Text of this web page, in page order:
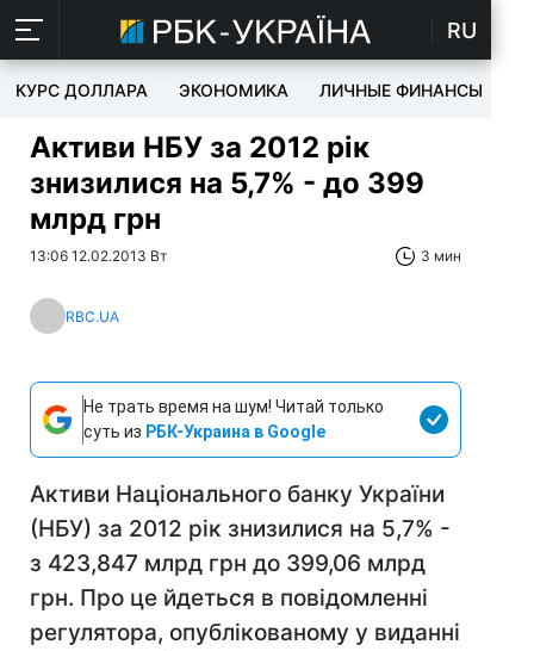
RU
КУРС ДОЛЛАРА ЭКОНОМИКА ЛИЧНЫЕ ФИНАНСЫ
Активи НБУ за 2012 рік
знизилися на 5,7% - до 399
млрд грн
13:06 12.02.2013 Вт 3 мин
RBC.UA
Не трать время на шум! Читай только
суть из РБК-Украина в Google
Активи Національного банку України
(НБУ) за 2012 рік знизилися на 5,7% -
з 423,847 млрд грн до 399,06 млрд
грн. Про це йдеться в повідомленні
регулятора, опублікованому у виданні